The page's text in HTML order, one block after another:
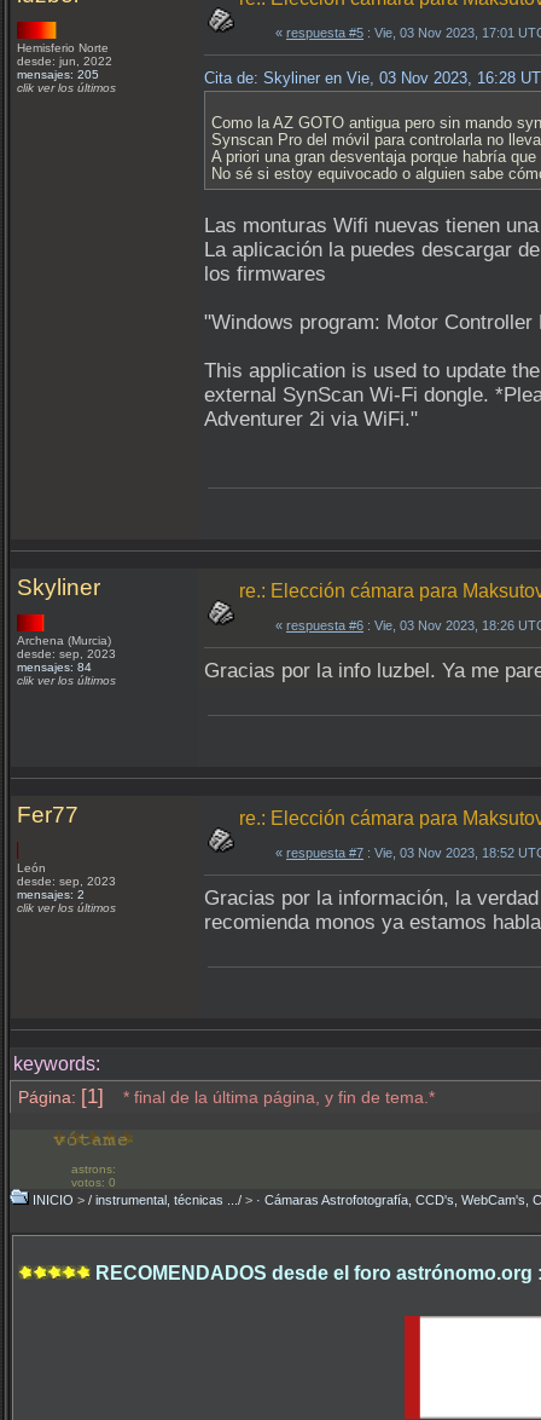
Hemisferio Norte
desde: jun, 2022
mensajes: 205
clik ver los últimos
« respuesta #5 : Vie, 03 Nov 2023, 17:01
Cita de: Skyliner en Vie, 03 Nov 2023, 16:28
Como la AZ GOTO antigua pero sin mando
Synscan Pro del móvil para controlarla no
A priori una gran desventaja porque habría
No sé si estoy equivocado o alguien sabe
Las monturas Wifi nuevas tienen
La aplicación la puedes descargar
los firmwares
"Windows program: Motor
This application is used to update
external SynScan Wi-Fi dongle.
Adventurer 2i via WiFi."
Skyliner
Archena (Murcia)
desde: sep, 2023
mensajes: 84
clik ver los últimos
re.: Elección cámara para
« respuesta #6 : Vie, 03 Nov 2023, 18:26
Gracias por la info luzbel. Ya me
Fer77
León
desde: sep, 2023
mensajes: 2
clik ver los últimos
re.: Elección cámara para
« respuesta #7 : Vie, 03 Nov 2023, 18:52
Gracias por la información, la
recomienda monos ya estamos
keywords:
Página: [1] * final de la última página, y fin de tema.*
astrons:
votos: 0
INICIO > / instrumental, técnicas .../ > · Cámaras Astrofotografía, CCD's, WebCam's,
RECOMENDADOS desde el foro astrónomo.org